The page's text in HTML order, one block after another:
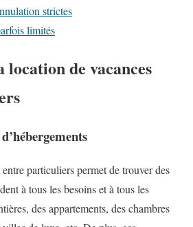
strictes
limités
location de vacances
particuliers permet de trouver des
à tous les besoins et à tous les
des appartements, des chambres